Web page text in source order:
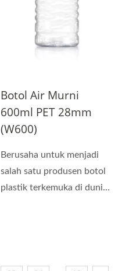
Botol Air Murni
600ml PET 28mm
(W600)
Berusaha untuk menjadi
salah satu produsen botol
plastik terkemuka di dunia,